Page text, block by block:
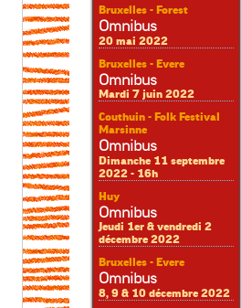
Bruxelles - Forest
Omnibus
20 mai 2022
Bruxelles - Evere
Omnibus
Mardi 7 juin 2022
Couthuin - Folk Festival
Marsinne
Omnibus
Dimanche 11 septembre
2022 - 16h
Huy
Omnibus
Jeudi 1er & vendredi 2
décembre 2022
Bruxelles - Evere
Omnibus
8, 9 & 10 décembre 2022